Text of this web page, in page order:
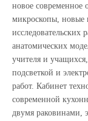
новое современное
микроскопы, новые
исследовательских
анатомических
учителя и
подсветкой и
работ. Кабинет
современной
двумя раковинами,